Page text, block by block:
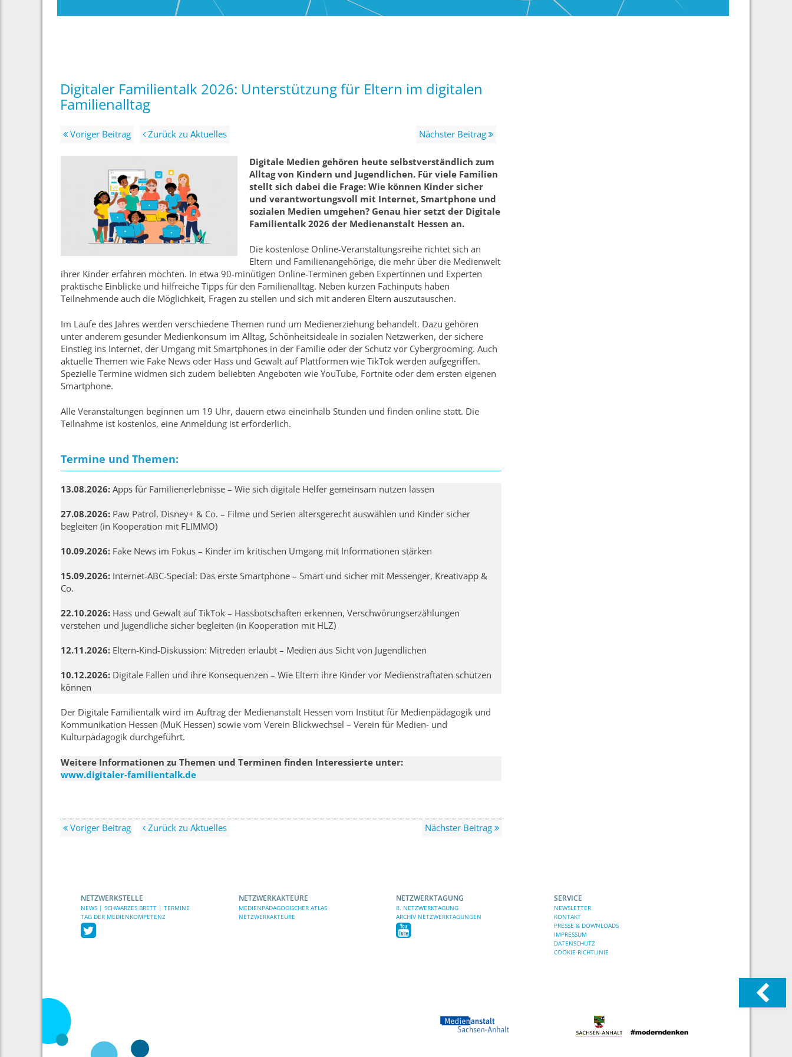
Digitaler Familientalk 2026: Unterstützung für Eltern im digitalen
Familienalltag
Voriger Beitrag Zurück zu Aktuelles Nächster Beitrag
Digitale Medien gehören heute selbstverständlich zum
Alltag von Kindern und Jugendlichen. Für viele Familien
stellt sich dabei die Frage: Wie können Kinder sicher
und verantwortungsvoll mit Internet, Smartphone und
sozialen Medien umgehen? Genau hier setzt der Digitale
Familientalk 2026 der Medienanstalt Hessen an.
Die kostenlose Online-Veranstaltungsreihe richtet sich an
Eltern und Familienangehörige, die mehr über die Medienwelt
ihrer Kinder erfahren möchten. In etwa 90-minütigen Online-Terminen geben Expertinnen und Experten
praktische Einblicke und hilfreiche Tipps für den Familienalltag. Neben kurzen Fachinputs haben
Teilnehmende auch die Möglichkeit, Fragen zu stellen und sich mit anderen Eltern auszutauschen.
Im Laufe des Jahres werden verschiedene Themen rund um Medienerziehung behandelt. Dazu gehören
unter anderem gesunder Medienkonsum im Alltag, Schönheitsideale in sozialen Netzwerken, der sichere
Einstieg ins Internet, der Umgang mit Smartphones in der Familie oder der Schutz vor Cybergrooming. Auch
aktuelle Themen wie Fake News oder Hass und Gewalt auf Plattformen wie TikTok werden aufgegriffen.
Spezielle Termine widmen sich zudem beliebten Angeboten wie YouTube, Fortnite oder dem ersten eigenen
Smartphone.
Alle Veranstaltungen beginnen um 19 Uhr, dauern etwa eineinhalb Stunden und finden online statt. Die
Teilnahme ist kostenlos, eine Anmeldung ist erforderlich.
Termine und Themen:
13.08.2026: Apps für Familienerlebnisse – Wie sich digitale Helfer gemeinsam nutzen lassen
27.08.2026: Paw Patrol, Disney+ & Co. – Filme und Serien altersgerecht auswählen und Kinder sicher
begleiten (in Kooperation mit FLIMMO)
10.09.2026: Fake News im Fokus – Kinder im kritischen Umgang mit Informationen stärken
15.09.2026: Internet-ABC-Special: Das erste Smartphone – Smart und sicher mit Messenger, Kreativapp &
Co.
22.10.2026: Hass und Gewalt auf TikTok – Hassbotschaften erkennen, Verschwörungserzählungen
verstehen und Jugendliche sicher begleiten (in Kooperation mit HLZ)
12.11.2026: Eltern-Kind-Diskussion: Mitreden erlaubt – Medien aus Sicht von Jugendlichen
10.12.2026: Digitale Fallen und ihre Konsequenzen – Wie Eltern ihre Kinder vor Medienstraftaten schützen
können
Der Digitale Familientalk wird im Auftrag der Medienanstalt Hessen vom Institut für Medienpädagogik und
Kommunikation Hessen (MuK Hessen) sowie vom Verein Blickwechsel – Verein für Medien- und
Kulturpädagogik durchgeführt.
Weitere Informationen zu Themen und Terminen finden Interessierte unter:
www.digitaler-familientalk.de
Voriger Beitrag Zurück zu Aktuelles Nächster Beitrag
NETZWERKSTELLE
NEWS | SCHWARZES BRETT | TERMINE
TAG DER MEDIENKOMPETENZ
NETZWERKAKTEURE
MEDIENPÄDAGOGISCHER ATLAS
NETZWERKAKTEURE
NETZWERKTAGUNG
8. NETZWERKTAGUNG
ARCHIV NETZWERKTAGUNGEN
SERVICE
NEWSLETTER
KONTAKT
PRESSE & DOWNLOADS
IMPRESSUM
DATENSCHUTZ
COOKIE-RICHTLINIE